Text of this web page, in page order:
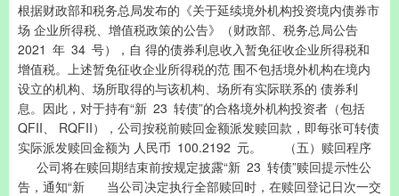
根据财政部和税务总局发布的《关于延续境外机构投资境内债券市
场 企业所得税、增值税政策的公告》（财政部、税务总局公告
2021 年 34 号），自 得的债券利息收入暂免征收企业所得税和
增值税。上述暂免征收企业所得税的范 围不包括境外机构在境内
设立的机构、场所取得的与该机构、场所有实际联系的 债券利
息。因此，对于持有“新 23 转债”的合格境外机构投资者（包括
QFII、 RQFII），公司按税前赎回金额派发赎回款，即每张可转债
实际派发赎回金额为 人民币 100.2192 元。 （五）赎回程序
公司将在赎回期结束前按规定披露“新 23 转债”赎回提示性公
告，通知“新 当公司决定执行全部赎回时，在赎回登记日次一交